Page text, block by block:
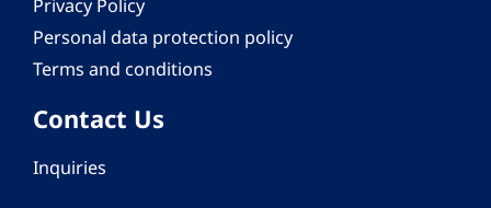
Privacy Policy
Personal data protection policy
Terms and conditions
Contact Us
Inquiries